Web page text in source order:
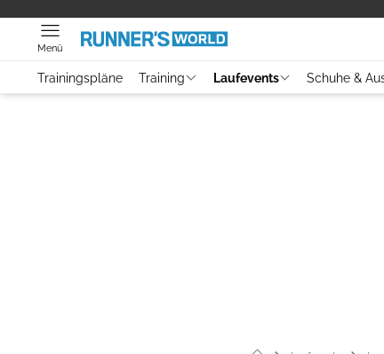
Menü
Trainingspläne Training Laufevents Schuhe &